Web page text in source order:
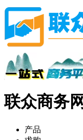
联众商务
产品